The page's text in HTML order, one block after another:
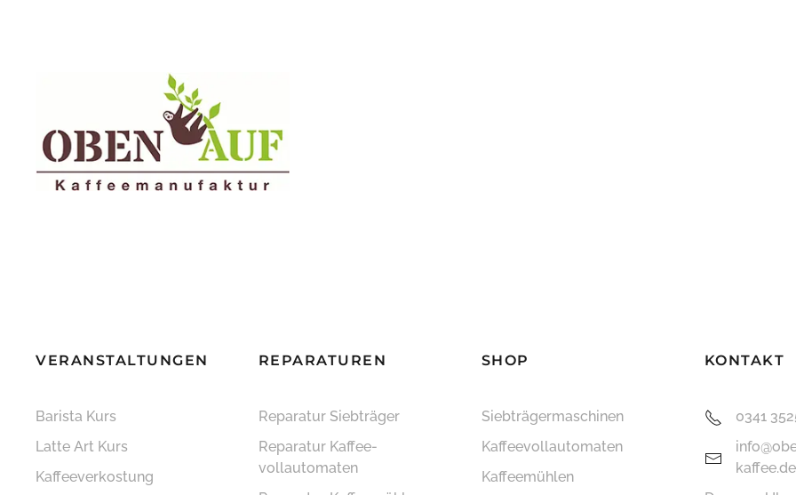
VERANSTALTUNGEN
Barista Kurs
Latte Art Kurs
Kaffeeverkostung
REPARATUREN
Reparatur Siebträger
Reparatur Kaffee­
vollautomaten
SHOP
Siebträger­maschinen
Kaffee­vollautomaten
Kaffeemühlen
KONTAKT
0341
kaffee.de